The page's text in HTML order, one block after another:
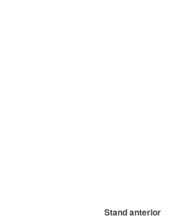
Stand anterior